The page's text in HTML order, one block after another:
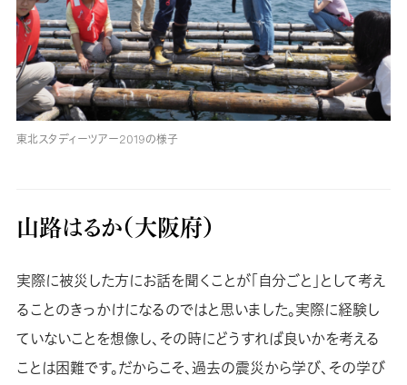
東北スタディーツアー2019の様子
山路はるか（大阪府）
実際に被災した方にお話を聞くことが「自分ごと」として考え
ることのきっかけになるのではと思いました。実際に経験し
ていないことを想像し、その時にどうすれば良いかを考える
ことは困難です。だからこそ、過去の震災から学び、その学び